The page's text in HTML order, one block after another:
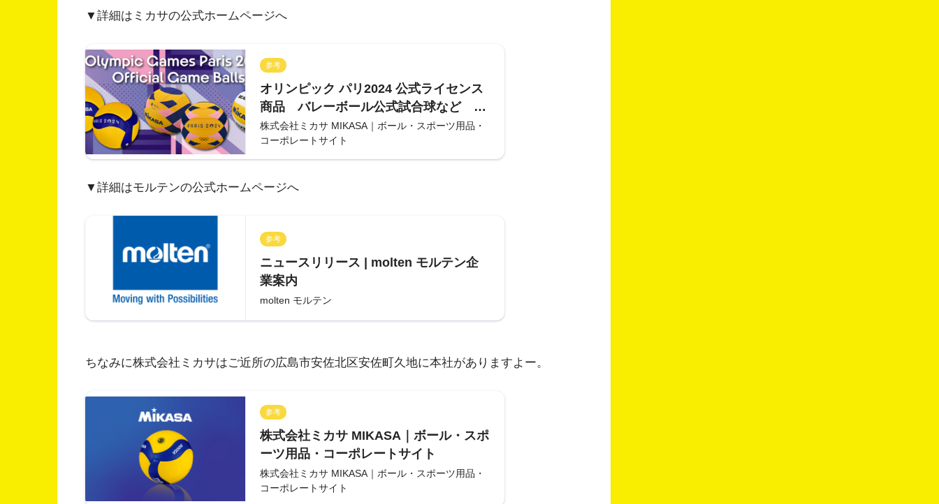
▼詳細はミカサの公式ホームページへ
参考
オリンピック パリ2024 公式ライセンス
商品 バレーボール公式試合球など 4
月5日より限定発売！ | 株式会社ミカサ
MIKASA｜ボール・スポーツ用品・コー
ポレートサイト
株式会社ミカサ MIKASA｜ボール・スポーツ用品・
コーポレートサイト
▼詳細はモルテンの公式ホームページへ
参考
ニュースリリース | molten モルテン企
業案内
molten モルテン
ちなみに株式会社ミカサはご近所の広島市安佐北区安佐町久地に本社がありますよー。
参考
株式会社ミカサ MIKASA｜ボール・スポ
ーツ用品・コーポレートサイト
株式会社ミカサ MIKASA｜ボール・スポーツ用品・
コーポレートサイト